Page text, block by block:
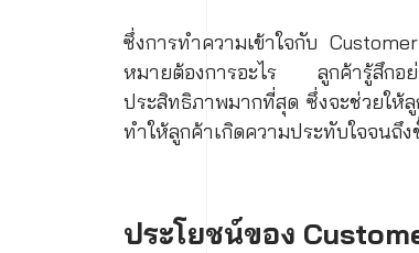
ซึ่งการทำความเข้าใจกับ
หมายต้องการอะไร ลูกค้ารู้สึกอ
ประสิทธิภาพมากที่สุด ซึ่งจะช่วยให้
ทำให้ลูกค้าเกิดความประทับใจจนถึ
ประโยชน์ของ